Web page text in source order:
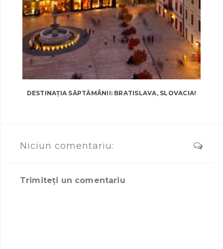
DESTINAȚIA SĂPTĂMÂNII: BRATISLAVA, SLOVACIA!
Niciun comentariu:
Trimiteți un comentariu